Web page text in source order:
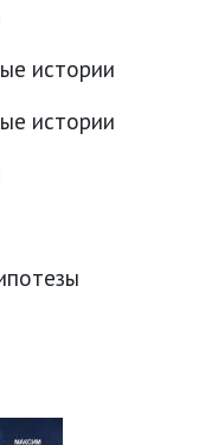
истории
истории